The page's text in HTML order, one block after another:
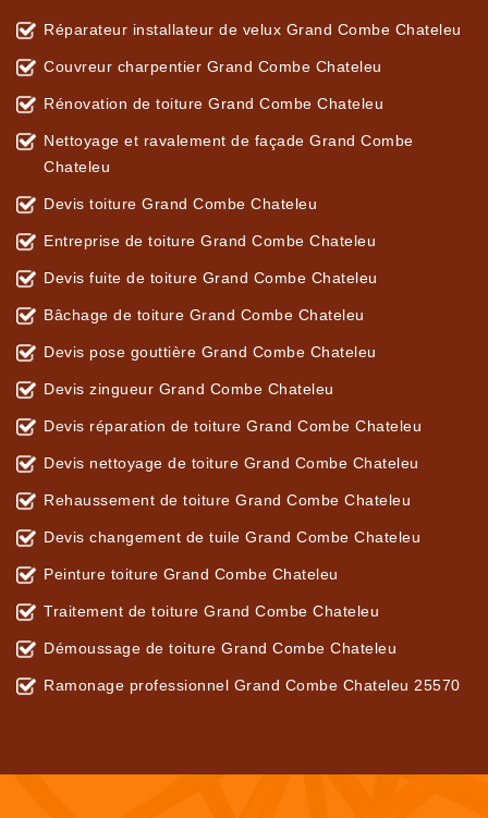
Réparateur installateur de velux Grand Combe Chateleu
Couvreur charpentier Grand Combe Chateleu
Rénovation de toiture Grand Combe Chateleu
Nettoyage et ravalement de façade Grand Combe
Chateleu
Devis toiture Grand Combe Chateleu
Entreprise de toiture Grand Combe Chateleu
Devis fuite de toiture Grand Combe Chateleu
Bâchage de toiture Grand Combe Chateleu
Devis pose gouttière Grand Combe Chateleu
Devis zingueur Grand Combe Chateleu
Devis réparation de toiture Grand Combe Chateleu
Devis nettoyage de toiture Grand Combe Chateleu
Rehaussement de toiture Grand Combe Chateleu
Devis changement de tuile Grand Combe Chateleu
Peinture toiture Grand Combe Chateleu
Traitement de toiture Grand Combe Chateleu
Démoussage de toiture Grand Combe Chateleu
Ramonage professionnel Grand Combe Chateleu 25570